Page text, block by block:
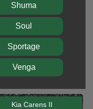
Shuma
Soul
Sportage
Venga
Kia Carens II